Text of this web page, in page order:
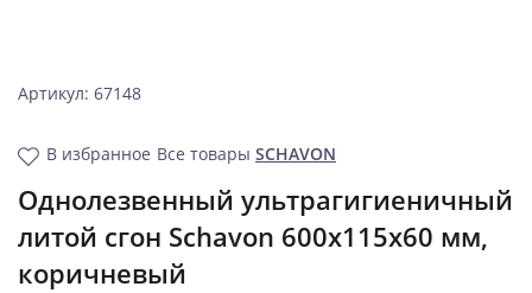
Артикул: 67148
В избранное Все товары SCHAVON
Однолезвенный ультрагигиеничный
литой сгон Schavon 600x115x60 мм,
коричневый